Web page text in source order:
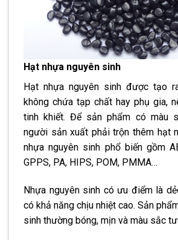
Hạt nhựa nguyên sinh
Hạt nhựa nguyên sinh được tạo
không chứa tạp chất hay phụ gia,
tinh khiết. Để sản phẩm có màu
người sản xuất phải trộn thêm hạt
nhựa nguyên sinh phổ biến gồm
GPPS, PA, HIPS, POM, PMMA…
Nhựa nguyên sinh có ưu điểm là
có khả năng chịu nhiệt cao. Sản
sinh thường bóng, mịn và màu sắc